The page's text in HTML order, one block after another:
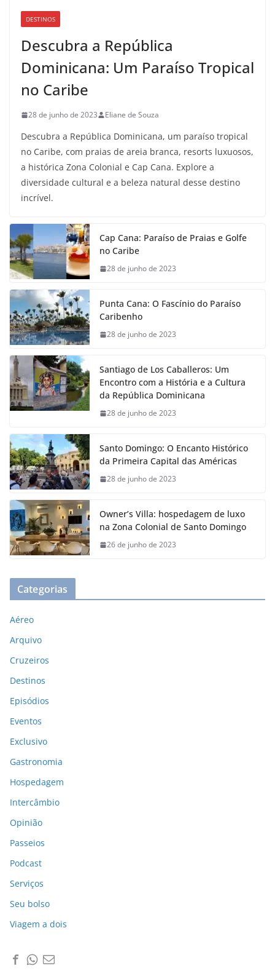
DESTINOS
Descubra a República
Dominicana: Um Paraíso Tropical
no Caribe
28 de junho de 2023 Eliane de Souza
Descubra a República Dominicana, um paraíso tropical
no Caribe, com praias de areia branca, resorts luxuosos,
a histórica Zona Colonial e Cap Cana. Explore a
diversidade cultural e a beleza natural desse destino
incrível.
Cap Cana: Paraíso de Praias e Golfe
no Caribe
28 de junho de 2023
Punta Cana: O Fascínio do Paraíso
Caribenho
28 de junho de 2023
Santiago de Los Caballeros: Um
Encontro com a História e a Cultura
da República Dominicana
28 de junho de 2023
Santo Domingo: O Encanto Histórico
da Primeira Capital das Américas
28 de junho de 2023
Owner’s Villa: hospedagem de luxo
na Zona Colonial de Santo Domingo
26 de junho de 2023
Categorias
Aéreo
Arquivo
Cruzeiros
Destinos
Episódios
Eventos
Exclusivo
Gastronomia
Hospedagem
Intercâmbio
Opinião
Passeios
Podcast
Serviços
Seu bolso
Viagem a dois